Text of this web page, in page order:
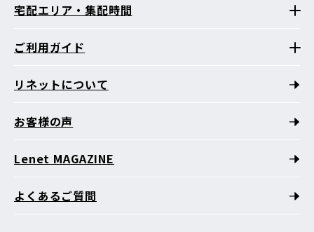
宅配エリア・集配時間
ご利用ガイド
リネットについて
お客様の声
Lenet MAGAZINE
よくあるご質問